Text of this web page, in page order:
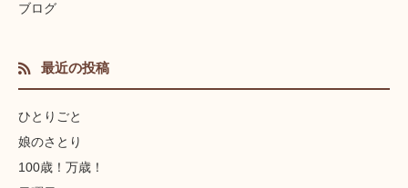
ブログ
最近の投稿
ひとりごと
娘のさとり
100歳！万歳！